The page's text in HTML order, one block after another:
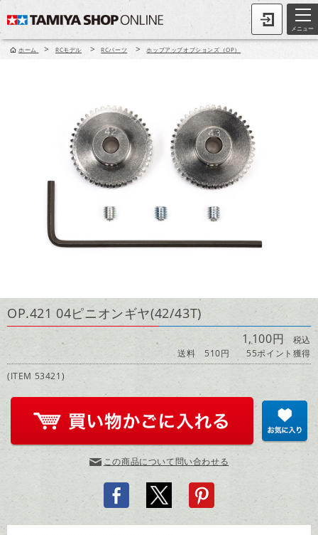
メニュー
ホーム > RCモデル > RCパーツ > ホップアップオプションズ（OP）
OP.421 04ピニオンギヤ(42/43T)
1,100円 税込
送料 510円
55ポイント獲得
(ITEM 53421)
この商品について問い合わせる